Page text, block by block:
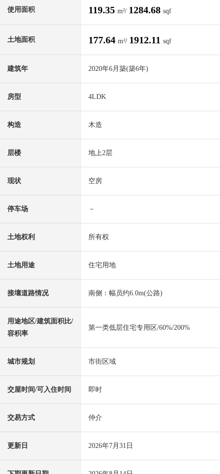
使用面积 119.35 m²/ 1284.68 sqf
土地面积 177.64 m²/ 1912.11 sqf
建筑年 2020年6月築(築6年)
房型 4LDK
构造 木造
层楼 地上2层
现状 空房
停车场 －
土地权利 所有权
土地用途 住宅用地
接壤道路情况 南侧：幅员约6.0m(公路)
用途地区/建筑面积比/
容积率
第一类低层住宅专用区/60%/200%
城市规划 市街区域
交屋时间/可入住时间 即时
交易方式 仲介
更新日 2026年7月31日